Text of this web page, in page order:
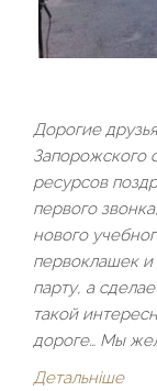
Дорогие
Запорожского
ресурсов
первого
нового
первоклашек и
парту, а
такой
дороге… Мы
Детальніше